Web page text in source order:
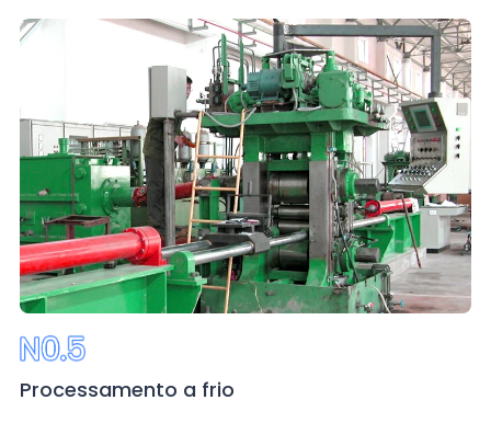
Processamento a frio